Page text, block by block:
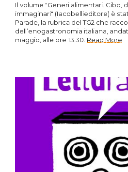
Il volume "Generi alimentari. Cibo,
immaginari" (Iacobellieditore) è
Parade, la rubrica del TG2 che
dell’enogastronomia italiana,
maggio, alle ore 13.30. Read More